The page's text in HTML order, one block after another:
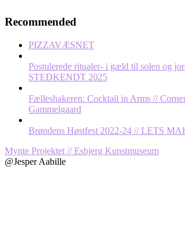
Recommended
PIZZAVÆSNET
Postulerede ritualer- i gæld til solen og
STEDKENDT 2025
Fælleshakeren: Cocktail in Arms //
Gammelgaard
Brøndens Høstfest 2022-24 // LETS
Post
navigation
Mynte Projektet // Esbjerg Kunstmuseum
@Jesper Aabille